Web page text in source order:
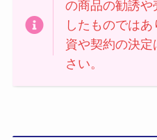
の商品の勧誘や
したものでは
資や契約の決
さい。